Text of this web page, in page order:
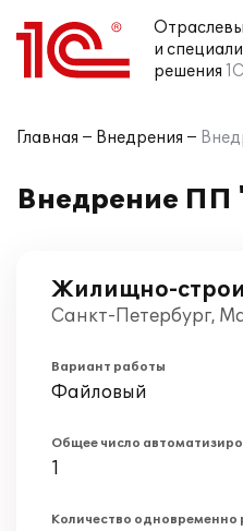
и
решения
Главная Внедрения
Внедрение ПП
Жилищно-
Санкт-Петербург,
Вариант работы
Файловый
Общее число
1
Количество